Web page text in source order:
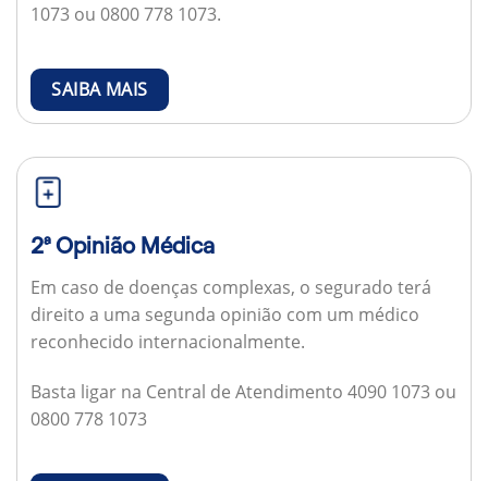
1073 ou 0800 778 1073.
SAIBA MAIS
2ª Opinião Médica
Em caso de doenças complexas, o segurado terá
direito a uma segunda opinião com um médico
reconhecido internacionalmente.
Basta ligar na Central de Atendimento 4090 1073 ou
0800 778 1073